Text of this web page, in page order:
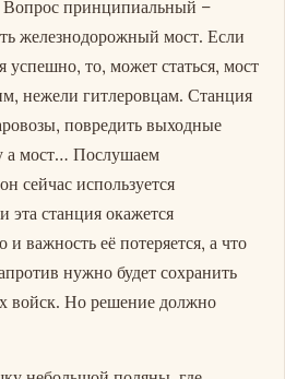
Вопрос принципиальный –
железнодорожный мост. Если
успешно, то, может статься, мост
нежели гитлеровцам. Станция
повредить выходные
а мост… Послушаем
сейчас используется
эта станция окажется
важность её потеряется, а что
нужно будет сохранить
войск. Но решение должно